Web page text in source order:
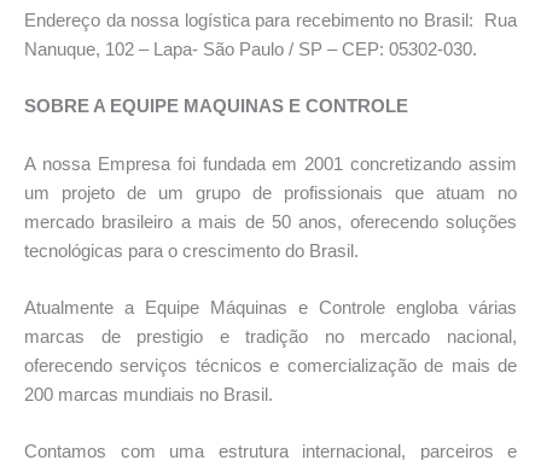
Endereço da nossa logística para recebimento no Brasil: Rua
Nanuque, 102 – Lapa- São Paulo / SP – CEP: 05302-030.
SOBRE A EQUIPE MAQUINAS E CONTROLE
A nossa Empresa foi fundada em 2001 concretizando assim
um projeto de um grupo de profissionais que atuam no
mercado brasileiro a mais de 50 anos, oferecendo soluções
tecnológicas para o crescimento do Brasil.
Atualmente a Equipe Máquinas e Controle engloba várias
marcas de prestigio e tradição no mercado nacional,
oferecendo serviços técnicos e comercialização de mais de
200 marcas mundiais no Brasil.
Contamos com uma estrutura internacional, parceiros e